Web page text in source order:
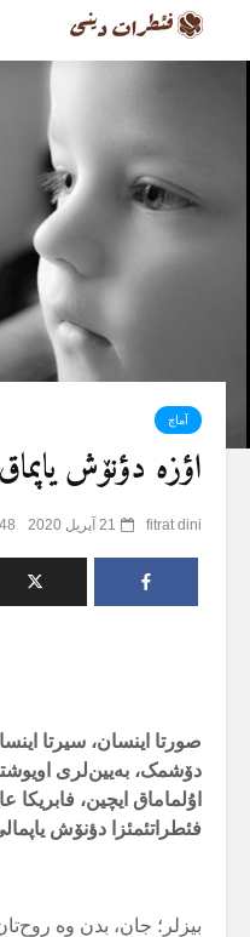
آماچ
اؤزە دؤنۆش یاپماق
fitrat dini 21 آپریل 2020 248
صورتا اینسان، سیرتا
دۆشمک، بەیین‌لری
اۇلماماق ایچین، فابریکا
فئطراتئمئزا دؤنۆش
بیزلر؛ جان، بدن وە